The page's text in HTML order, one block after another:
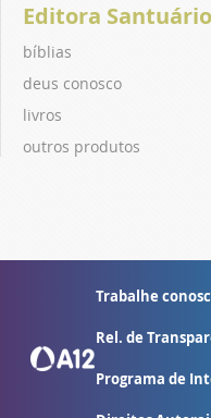
Editora Santuário
bíblias
deus conosco
livros
outros produtos
Trabalhe
Rel. de
Programa de